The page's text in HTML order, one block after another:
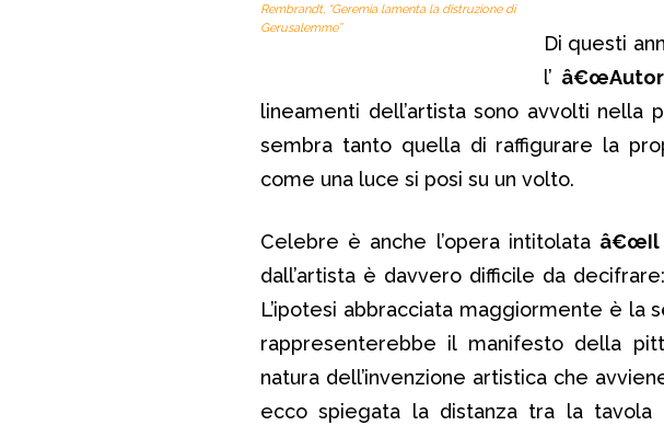
Rembrandt, “Geremia lamenta la distruzione di
Gerusalemme”
Di questi
l’
lineamenti dell’artista sono avvolti nella
sembra tanto quella di raffigurare la
come una luce si posi su un volto.
Celebre è anche l’opera intitolata â€œIl
dall’artista è davvero difficile da
L’ipotesi abbracciata maggiormente è la
rappresenterebbe il manifesto della
natura dell’invenzione artistica che
ecco spiegata la distanza tra la tavola